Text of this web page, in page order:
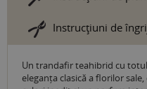
Instrucţiuni de
Un trandafir teahibrid cu
eleganța clasică a florilor